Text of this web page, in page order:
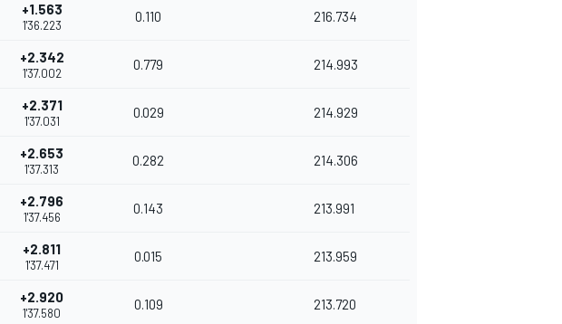
+1.563
1'36.223
0.110 216.734
+2.342
1'37.002
0.779 214.993
+2.371
1'37.031
0.029 214.929
+2.653
1'37.313
0.282 214.306
+2.796
1'37.456
0.143 213.991
+2.811
1'37.471
0.015 213.959
+2.920
1'37.580
0.109 213.720